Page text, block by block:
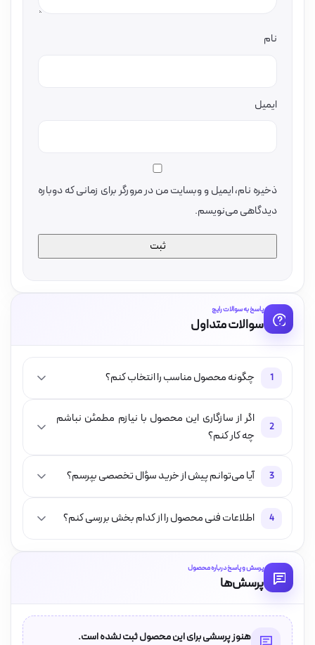
نام
ایمیل
ذخیره نام، ایمیل و وبسایت من در مرورگر برای زمانی که دوباره
دیدگاهی می‌نویسم.
پاسخ به سوالات رایج
سوالات متداول
1 چگونه محصول مناسب را انتخاب کنم؟
2
اگر از سازگاری این محصول با نیازم مطمئن نباشم
چه کار کنم؟
3 آیا می‌توانم پیش از خرید سؤال تخصصی بپرسم؟
4 اطلاعات فنی محصول را از کدام بخش بررسی کنم؟
پرسش و پاسخ درباره محصول
پرسش‌ها
هنوز پرسشی برای این محصول ثبت نشده است.